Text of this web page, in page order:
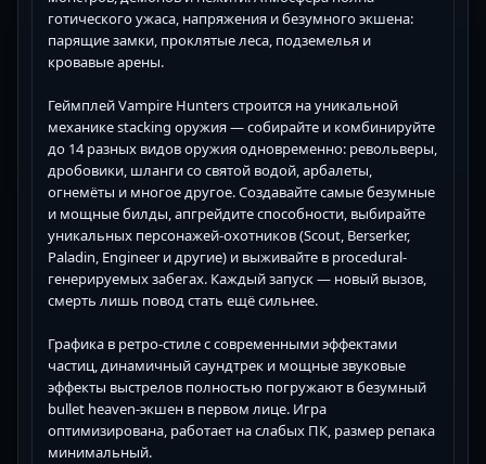
готического ужаса, напряжения и безумного экшена:
парящие замки, проклятые леса, подземелья и
кровавые арены.
Геймплей Vampire Hunters строится на уникальной
механике stacking оружия — собирайте и комбинируйте
до 14 разных видов оружия одновременно: револьверы,
дробовики, шланги со святой водой, арбалеты,
огнемёты и многое другое. Создавайте самые безумные
и мощные билды, апгрейдите способности, выбирайте
уникальных персонажей-охотников (Scout, Berserker,
Paladin, Engineer и другие) и выживайте в procedural-
генерируемых забегах. Каждый запуск — новый вызов,
смерть лишь повод стать ещё сильнее.
Графика в ретро-стиле с современными эффектами
частиц, динамичный саундтрек и мощные звуковые
эффекты выстрелов полностью погружают в безумный
bullet heaven-экшен в первом лице. Игра
оптимизирована, работает на слабых ПК, размер репака
минимальный.